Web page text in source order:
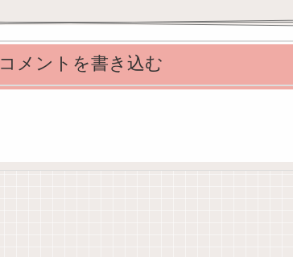
コメントを書き込む